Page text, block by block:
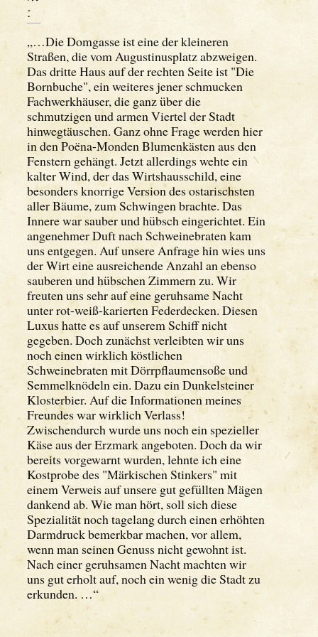
:
„…Die Domgasse ist eine der kleineren
Straßen, die vom Augustinusplatz abzweigen.
Das dritte Haus auf der rechten Seite ist "Die
Bornbuche", ein weiteres jener schmucken
Fachwerkhäuser, die ganz über die
schmutzigen und armen Viertel der Stadt
hinwegtäuschen. Ganz ohne Frage werden hier
in den Poëna-Monden Blumenkästen aus den
Fenstern gehängt. Jetzt allerdings wehte ein
kalter Wind, der das Wirtshausschild, eine
besonders knorrige Version des ostarischsten
aller Bäume, zum Schwingen brachte. Das
Innere war sauber und hübsch eingerichtet. Ein
angenehmer Duft nach Schweinebraten kam
uns entgegen. Auf unsere Anfrage hin wies uns
der Wirt eine ausreichende Anzahl an ebenso
sauberen und hübschen Zimmern zu. Wir
freuten uns sehr auf eine geruhsame Nacht
unter rot-weiß-karierten Federdecken. Diesen
Luxus hatte es auf unserem Schiff nicht
gegeben. Doch zunächst verleibten wir uns
noch einen wirklich köstlichen
Schweinebraten mit Dörrpflaumensoße und
Semmelknödeln ein. Dazu ein Dunkelsteiner
Klosterbier. Auf die Informationen meines
Freundes war wirklich Verlass!
Zwischendurch wurde uns noch ein spezieller
Käse aus der Erzmark angeboten. Doch da wir
bereits vorgewarnt wurden, lehnte ich eine
Kostprobe des "Märkischen Stinkers" mit
einem Verweis auf unsere gut gefüllten Mägen
dankend ab. Wie man hört, soll sich diese
Spezialität noch tagelang durch einen erhöhten
Darmdruck bemerkbar machen, vor allem,
wenn man seinen Genuss nicht gewohnt ist.
Nach einer geruhsamen Nacht machten wir
uns gut erholt auf, noch ein wenig die Stadt zu
erkunden. …“